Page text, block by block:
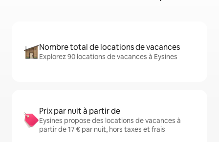
Nombre total de locations de vacances
Explorez 90 locations de vacances à Eysines
Prix par nuit à partir de
Eysines propose des locations de vacances à
partir de 17 € par nuit, hors taxes et frais